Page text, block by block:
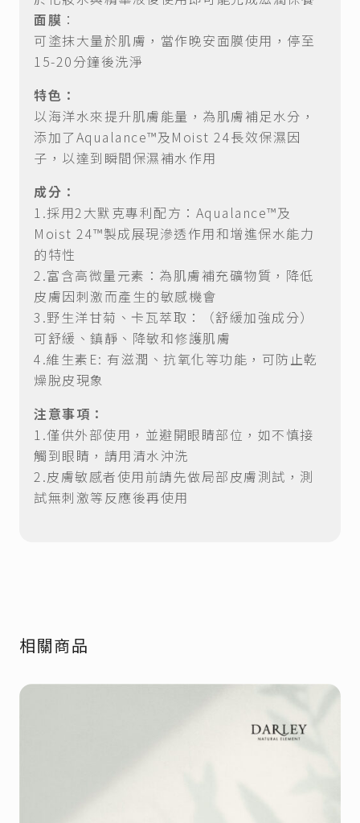
面膜 ：
可塗抹大量於肌膚，當作晚安面膜使用，停至
15-20分鐘後洗淨
特色：
以海洋水來提升肌膚能量，為肌膚補足水分，
添加了Aqualance™及Moist 24長效保濕因
子，以達到瞬間保濕補水作用
成分：
1.採用2大默克專利配方：Aqualance™及
Moist 24™製成展現滲透作用和增進保水能力
的特性
2.富含高微量元素：為肌膚補充礦物質，降低
皮膚因刺激而產生的敏感機會
3.野生洋甘菊、卡瓦萃取：（舒緩加強成分）
可舒緩、鎮靜、降敏和修護肌膚
4.維生素E: 有滋潤、抗氧化等功能，可防止乾
燥脫皮現象
注意事項：
1.僅供外部使用，並避開眼睛部位，如不慎接
觸到眼睛，請用清水沖洗
2.皮膚敏感者使用前請先做局部皮膚測試，測
試無刺激等反應後再使用
相關商品